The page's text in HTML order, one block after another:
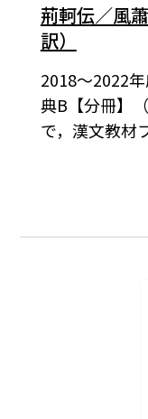
荊軻伝／風
訳）
2018～2022
典B【分冊】
で，漢文教材